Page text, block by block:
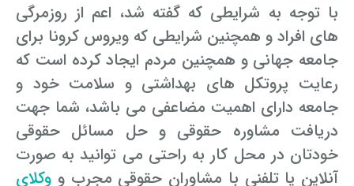
با توجه به شرایطی که گفته شد، اعم از روزمرگی
های افراد و همچنین شرایطی که ویروس کرونا برای
جامعه جهانی و همچنین مردم ایجاد کرده است که
رعایت پروتکل های بهداشتی و سلامت خود و
جامعه دارای اهمیت مضاعفی می باشد، شما جهت
دریافت مشاوره حقوقی و حل مسائل حقوقی
خودتان در محل کار به راحتی می توانید به صورت
آنلاین یا تلفنی با مشاوران حقوقی مجرب و وکلای